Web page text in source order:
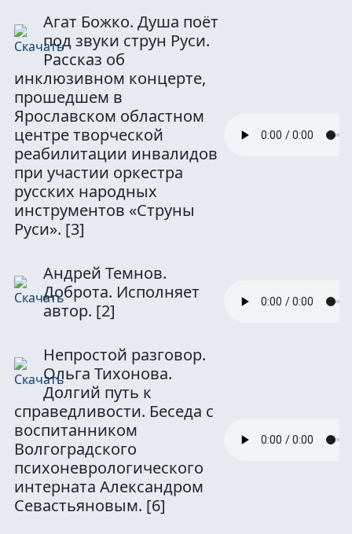
Агат Божко. Душа поёт
под звуки струн Руси.
Рассказ об
инклюзивном концерте,
прошедшем в
Ярославском областном
центре творческой
реабилитации инвалидов
при участии оркестра
русских народных
инструментов «Струны
Руси». [3]
Андрей Темнов.
Доброта. Исполняет
автор. [2]
Непростой разговор.
Ольга Тихонова.
Долгий путь к
справедливости. Беседа с
воспитанником
Волгоградского
психоневрологического
интерната Александром
Севастьяновым. [6]